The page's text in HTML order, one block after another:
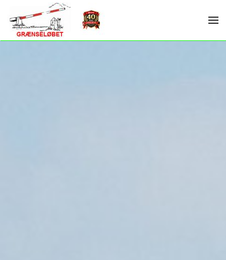
Skip to main content